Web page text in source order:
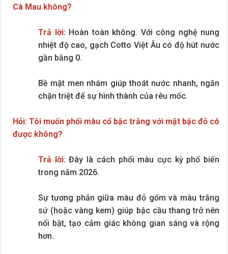
Cà Mau không?
Trả lời:Hoàn toàn không. Với công nghệ nung
nhiệt độ cao, gạch Cotto Việt Âu có độ hút nước
gần bằng 0.
Bề mặt men nhám giúp thoát nước nhanh, ngăn
chặn triệt để sự hình thành của rêu mốc.
Hỏi: Tôi muốn phối màu cổ bậc trắng với mặt bậc đỏ có
được không?
Trả lời:Đây là cách phối màu cực kỳ phổ biến
trong năm 2026.
Sự tương phản giữa màu đỏ gốm và màu trắng
sứ (hoặc vàng kem) giúp bậc cầu thang trở nên
nổi bật, tạo cảm giác không gian sáng và rộng
hơn.